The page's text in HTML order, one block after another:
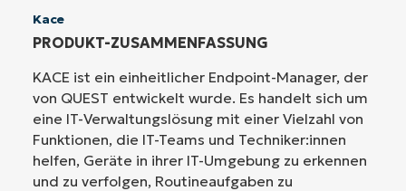
Kace
PRODUKT-ZUSAMMENFASSUNG
KACE ist ein einheitlicher Endpoint-Manager, der
von QUEST entwickelt wurde. Es handelt sich um
eine IT-Verwaltungslösung mit einer Vielzahl von
Funktionen, die IT-Teams und Techniker:innen
helfen, Geräte in ihrer IT-Umgebung zu erkennen
und zu verfolgen, Routineaufgaben zu